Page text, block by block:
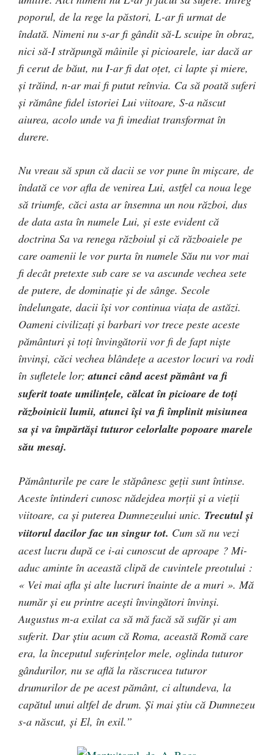
poporul, de la rege la păstori, L-ar fi urmat de
îndată. Nimeni nu s-ar fi gândit să-L scuipe în obraz,
nici să-I străpungă mâinile şi picioarele, iar dacă ar
fi cerut de băut, nu I-ar fi dat oţet, ci lapte şi miere,
şi trăind, n-ar mai fi putut reînvia. Ca să poată suferi
şi rămâne fidel istoriei Lui viitoare, S-a născut
aiurea, acolo unde va fi imediat transformat în
durere.
Nu vreau să spun că dacii se vor pune în mişcare, de
îndată ce vor afla de venirea Lui, astfel ca noua lege
să triumfe, căci asta ar însemna un nou război, dus
de data asta în numele Lui, şi este evident că
doctrina Sa va renega războiul şi că războaiele pe
care oamenii le vor purta în numele Său nu vor mai
fi decât pretexte sub care se va ascunde vechea sete
de putere, de dominaţie şi de sânge. Secole
îndelungate, dacii îşi vor continua viaţa de astăzi.
Oameni civilizaţi şi barbari vor trece peste aceste
pământuri şi toţi învingătorii vor fi de fapt nişte
învinşi, căci vechea blândeţe a acestor locuri va rodi
în sufletele lor;atunci când acest pământ va fi
suferit toate umilinţele, călcat în picioare de toţi
războinicii lumii, atunci îşi va fi împlinit misiunea
sa şi va împărtăşi tuturor celorlalte popoare marele
său mesaj.
Pământurile pe care le stăpânesc geţii sunt întinse.
Aceste întinderi cunosc nădejdea morţii şi a vieţii
viitoare, ca şi puterea Dumnezeului unic. Trecutul şi
viitorul dacilor fac un singur tot. Cum să nu vezi
acest lucru după ce i-ai cunoscut de aproape ? Mi-
aduc aminte în această clipă de cuvintele preotului :
« Vei mai afla şi alte lucruri înainte de a muri ». Mă
număr şi eu printre aceşti învingători învinşi.
Augustus m-a exilat ca să mă facă să sufăr şi am
suferit. Dar ştiu acum că Roma, această Romă care
era, la începutul suferinţelor mele, oglinda tuturor
gândurilor, nu se află la răscrucea tuturor
drumurilor de pe acest pământ, ci altundeva, la
capătul unui altfel de drum. Şi mai ştiu că Dumnezeu
s-a născut, şi El, în exil.”